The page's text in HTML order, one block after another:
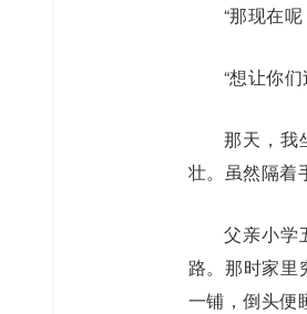
“那现在呢
“想让你
那天，我
壮。虽然隔着
父亲小学
路。那时家里
一铺，倒头便